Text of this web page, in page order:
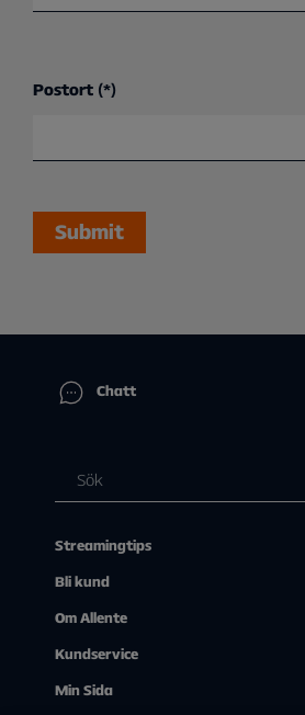
Postort
Submit
Chatt
Streamingtips
Bli kund
Om Allente
Kundservice
Min Sida